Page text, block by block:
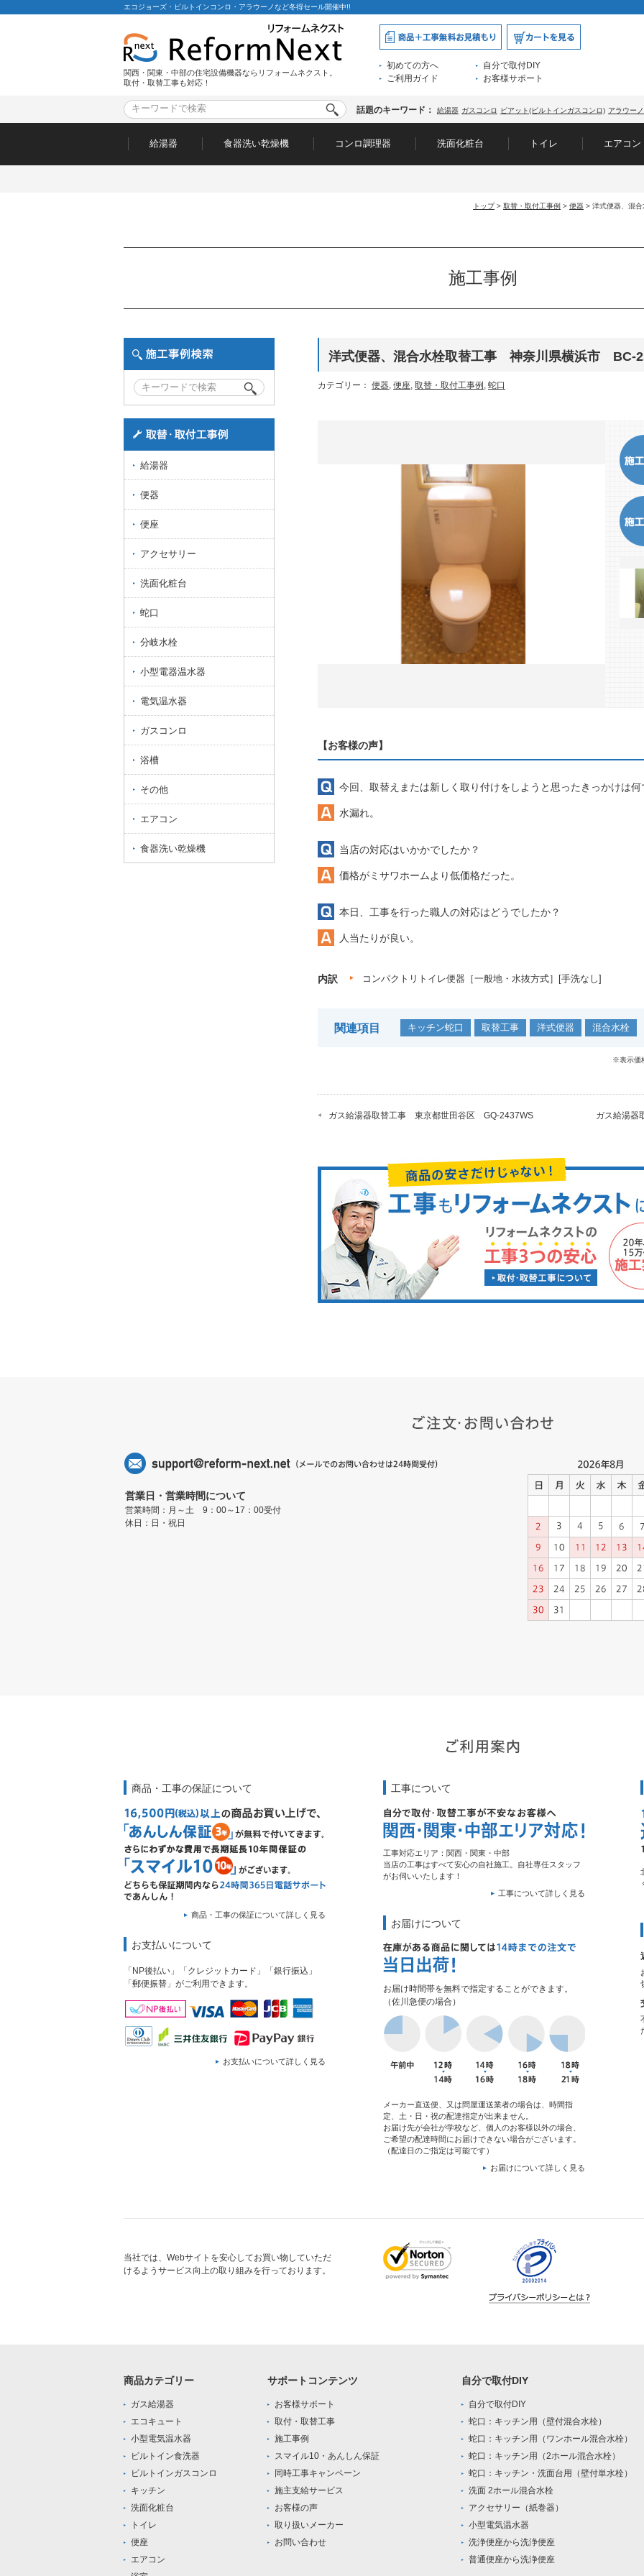
エコジョーズ・ビルトインコンロ・アラウーノなど冬得セール開催中!!
関西・関東・中部の住宅設備機器ならリフォームネクスト。
取付・取替工事も対応！
初めての方へ
自分で取付DIY
ご利用ガイド
お客様サポート
話題のキーワード： 給湯器 ガスコンロ ピアット(ビルトインガスコンロ) アラウー
給湯器 食器洗い乾燥機 コンロ調理器 洗面化粧台 トイレ エアコン
トップ> 取替・取付工事例 > 便器 > 洋式便器、混
施工事例
洋式便器、混合水栓取替工事 神奈川県横浜市 BC-
カテゴリー： 便器, 便座, 取替・取付工事例 , 蛇口
【お客様の声】
今回、取替えまたは新しく取り付けをしようと思ったきっかけは何
水漏れ。
当店の対応はいかかでしたか？
価格がミサワホームより低価格だった。
本日、工事を行った職人の対応はどうでしたか？
人当たりが良い。
内訳 コンパクトリトイレ便器［一般地・水抜方式］[手洗なし]
関連項目 キッチン蛇口 取替工事 洋式便器 混合水栓
※表示価
ガス給湯器取替工事 東京都世田谷区 GQ-2437WS ガス給湯
給湯器
便器
便座
アクセサリー
洗面化粧台
蛇口
分岐水栓
小型電器温水器
電気温水器
ガスコンロ
浴槽
その他
エアコン
食器洗い乾燥機
営業日・営業時間について
営業時間：月～土 9：00～17：00受付
休日：日・祝日
商品・工事の保証について
商品・工事の保証について詳しく見る
お支払いについて
「NP後払い」「クレジットカード」「銀行振込」
「郵便振替」がご利用できます。
お支払いについて詳しく見る
工事について
工事対応エリア：関西・関東・中部
当店の工事はすべて安心の自社施工。自社専任スタッフ
がお伺いいたします！
工事について詳しく見る
お届けについて
お届け時間帯を無料で指定することができます。
（佐川急便の場合）
メーカー直送便、又は問屋運送業者の場合は、時間指
定、土・日・祝の配達指定が出来ません。
お届け先が会社が学校など、個人のお客様以外の場合、
ご希望の配達時間にお届けできない場合がございます。
（配達日のご指定は可能です）
お届けについて詳しく見る
当社では、Webサイトを安心してお買い物していただ
けるようサービス向上の取り組みを行っております。
商品カテゴリー
ガス給湯器
エコキュート
小型電気温水器
ビルトイン食洗器
ビルトインガスコンロ
キッチン
洗面化粧台
トイレ
便座
エアコン
サポートコンテンツ
お客様サポート
取付・取替工事
施工事例
スマイル10・あんしん保証
同時工事キャンペーン
施主支給サービス
お客様の声
取り扱いメーカー
お問い合わせ
自分で取付DIY
自分で取付DIY
蛇口：キッチン用（壁付混合水栓）
蛇口：キッチン用（ワンホール混合水栓）
蛇口：キッチン用（2ホール混合水栓）
蛇口：キッチン・洗面台用（壁付単水栓）
洗面 2ホール混合水栓
アクセサリー（紙巻器）
小型電気温水器
洗浄便座から洗浄便座
普通便座から洗浄便座